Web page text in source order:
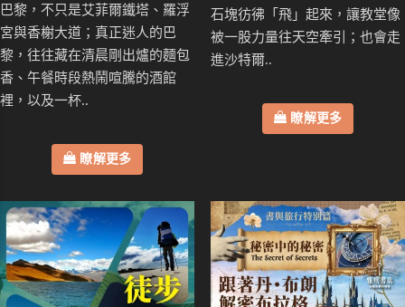
巴黎，不只是艾菲爾鐵塔、羅浮
宮與香榭大道；真正迷人的巴
黎，往往藏在清晨剛出爐的麵包
香、午餐時段熱鬧喧騰的酒館
裡，以及一杯..
瞭解更多
石塊彷彿「飛」起來，讓教堂像
被一股力量往天空牽引；也會走
進沙特爾..
瞭解更多